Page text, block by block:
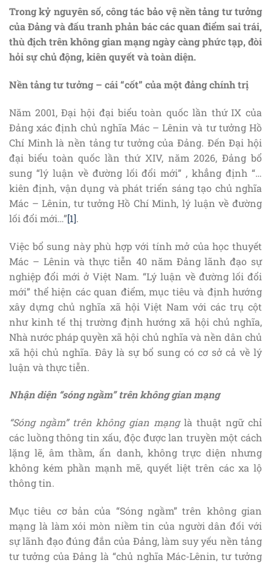
Trong kỷ nguyên số, công tác bảo vệ nền tảng tư tưởng
của Đảng và đấu tranh phản bác các quan điểm sai trái,
thù địch trên không gian mạng ngày càng phức tạp, đòi
hỏi sự chủ động, kiên quyết và toàn diện.
Nền tảng tư tưởng – cái “cốt” của một đảng chính trị
Năm 2001, Đại hội đại biểu toàn quốc lần thứ IX của
Đảng xác định chủ nghĩa Mác – Lênin và tư tưởng Hồ
Chí Minh là nền tảng tư tưởng của Đảng. Đến Đại hội
đại biểu toàn quốc lần thứ XIV, năm 2026, Đảng bổ
sung “lý luận về đường lối đổi mới” , khẳng định “…
kiên định, vận dụng và phát triển sáng tạo chủ nghĩa
Mác – Lênin, tư tưởng Hồ Chí Minh, lý luận về đường
lối đổi mới…”[1].
Việc bổ sung này phù hợp với tính mở của học thuyết
Mác – Lênin và thực tiễn 40 năm Đảng lãnh đạo sự
nghiệp đổi mới ở Việt Nam. “Lý luận về đường lối đổi
mới” thể hiện các quan điểm, mục tiêu và định hướng
xây dựng chủ nghĩa xã hội Việt Nam với các trụ cột
như kinh tế thị trường định hướng xã hội chủ nghĩa,
Nhà nước pháp quyền xã hội chủ nghĩa và nền dân chủ
xã hội chủ nghĩa. Đây là sự bổ sung có cơ sở cả về lý
luận và thực tiễn.
Nhận diện “sóng ngầm” trên không gian mạng
“Sóng ngầm” trên không gian mạnglà thuật ngữ chỉ
các luồng thông tin xấu, độc được lan truyền một cách
lặng lẽ, âm thầm, ẩn danh, không trực diện nhưng
không kém phần mạnh mẽ, quyết liệt trên các xa lộ
thông tin.
Mục tiêu cơ bản của “Sóng ngầm” trên không gian
mạng là làm xói mòn niềm tin của người dân đối với
sự lãnh đạo đúng đắn của Đảng, làm suy yếu nền tảng
tư tưởng của Đảng là “chủ nghĩa Mác-Lênin, tư tưởng